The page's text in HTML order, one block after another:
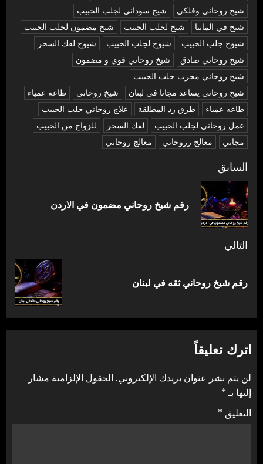
شيخ روحاني وفلكي
شيخ سوداني لجلب الحبيب
شيخ في المانيا
شيخ لجلب الحبيب
شيخ مضمون لجلب الحبيب
شيوخ جلب الحبيب
شيوخ لجلب الحبيب
شيوخ لفك السحر
شیخ روحاني صادق
شیخ روحاني قوي و مضمون
شیخ روحاني مجرب جلب الحبيب
شیخ روحاني يساعد مجانا في لبنان
شیخ روحانی
طاعة عمياء
طاعه عمياء
طرق رد المطلقة
علاج روحاني جلب الحبيب
عمل روحاني لجلب الحبيب
لفك السحر
للزواج من الحبيب
مجاني
معالج رروحاني معالج روحاني
تصفّح
المقالات
السابق
رقم شيخ روحاني مضمون في الاردن
التالي
المقالة
رقم شيخ روحاني ثقه في لبنان
اترك تعليقاً
لن يتم نشر عنوان بريدك الإلكتروني. الحقول الإلزامية مشار
إليها بـ*
التعليق *